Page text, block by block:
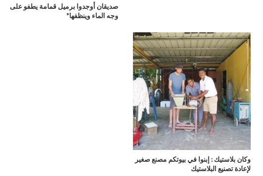
صديقان أوجدوا برميل قمامة يطفو على
وجه الماء وينظفها*
وكان بلاستيك : إبنوا في بيوتكم مصنع صغير
لإعادة تصنيع البلاستيك